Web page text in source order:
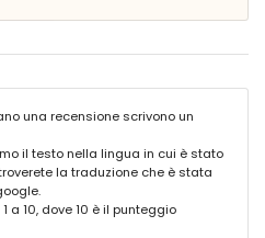
una recensione scrivono un
il testo nella lingua in cui è stato
la traduzione che è stata
a 10, dove 10 è il punteggio